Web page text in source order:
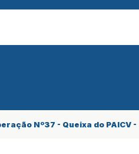
Nº37 - Queixa do